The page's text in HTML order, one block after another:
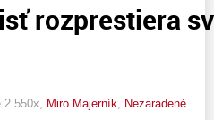
rozprestiera
2 550x, Miro Majerník Nezaradené